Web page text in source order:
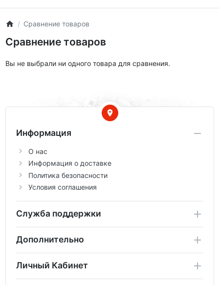
Сравнение товаров
Сравнение товаров
Вы не выбрали ни одного товара для сравнения.
Информация
О нас
Информация о доставке
Политика безопасности
Условия соглашения
Служба поддержки
Дополнительно
Личный Кабинет